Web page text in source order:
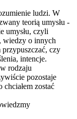
ludzi. W
teorią umysłu -
umysłu, czyli
wiedzy o innych
czy
intencje.
rodzaju
pozostaje
zostać